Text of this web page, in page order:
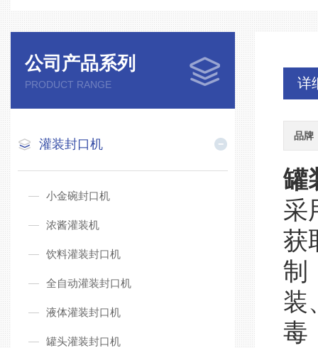
公司产品系列
PRODUCT RANGE
灌装封口机
小金碗封口机
浓酱灌装机
饮料灌装封口机
全自动灌装封口机
液体灌装封口机
罐头灌装封口机
详
品牌
罐
采
获
制
装
毒